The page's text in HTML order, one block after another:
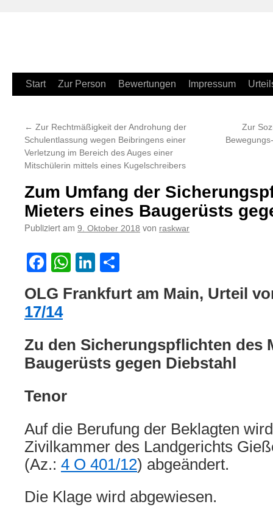
Zum
springen
Start Zur Person Bewertungen Impressum
← Zur Rechtmäßigkeit der Androhung der
Schulentlassung wegen Beibringens einer
Verletzung im Bereich des Auges einer
Mitschülerin mittels eines Kugelschreibers
Zur
Zum Umfang der
Mieters eines Baugerüsts
Publiziert am 9. Oktober 2018 von raskwar
Facebook
WhatsApp
LinkedIn
OLG Frankfurt am Main, Urteil
17/14
Zu den Sicherungspflichten des
Baugerüsts gegen Diebstahl
Tenor
Auf die Berufung der Beklagten
Zivilkammer des Landgerichts
(Az.: 4 O 401/12) abgeändert.
Die Klage wird abgewiesen.